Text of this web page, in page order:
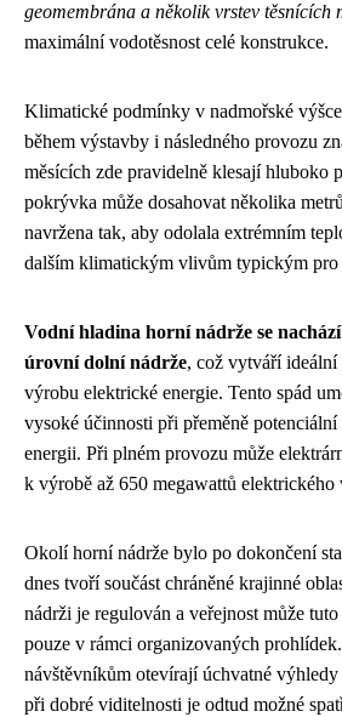
geomembrána a několik vrstev těsnících
maximální vodotěsnost celé konstrukce.
Klimatické podmínky v nadmořské
během výstavby i následného provozu
měsících zde pravidelně klesají hluboko
pokrývka může dosahovat několika
navržena tak, aby odolala extrémním
dalším klimatickým vlivům typickým pro
Vodní hladina horní nádrže se
úrovní dolní nádrže, což vytváří
výrobu elektrické energie. Tento spád
vysoké účinnosti při přeměně
energii. Při plném provozu může
k výrobě až 650 megawattů elektrického
Okolí horní nádrže bylo po dokončení
dnes tvoří součást chráněné krajinné
nádrži je regulován a veřejnost může
pouze v rámci organizovaných
návštěvníkům otevírají úchvatné
při dobré viditelnosti je odtud možné